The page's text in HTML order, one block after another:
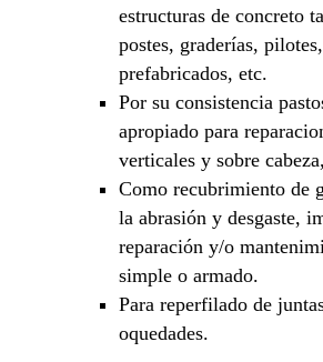
estructuras de concreto
postes, graderías,
prefabricados, etc.
Por su consistencia
apropiado para
verticales y sobre
Como recubrimiento de
la abrasión y desgaste,
reparación y/o
simple o armado.
Para reperfilado de
oquedades.